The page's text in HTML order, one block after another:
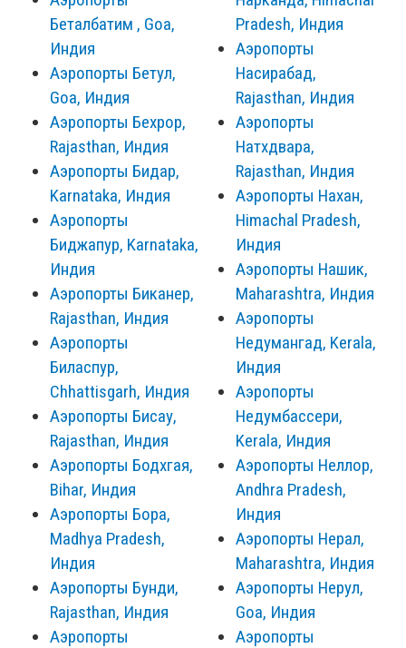
Беталбатим , Goa,
Индия
Аэропорты Бетул,
Goa, Индия
Аэропорты Бехрор,
Rajasthan, Индия
Аэропорты Бидар,
Karnataka, Индия
Аэропорты
Биджапур, Karnataka,
Индия
Аэропорты Биканер,
Rajasthan, Индия
Аэропорты
Биласпур,
Chhattisgarh, Индия
Аэропорты Бисау,
Rajasthan, Индия
Аэропорты Бодхгая,
Bihar, Индия
Аэропорты Бора,
Madhya Pradesh,
Индия
Аэропорты Бунди,
Rajasthan, Индия
Аэропорты
Pradesh, Индия
Аэропорты
Насирабад,
Rajasthan, Индия
Аэропорты
Натхдвара,
Rajasthan, Индия
Аэропорты Нахан,
Himachal Pradesh,
Индия
Аэропорты Нашик,
Maharashtra, Индия
Аэропорты
Недумангад, Kerala,
Индия
Аэропорты
Недумбассери,
Kerala, Индия
Аэропорты Неллор,
Andhra Pradesh,
Индия
Аэропорты Нерал,
Maharashtra, Индия
Аэропорты Нерул,
Goa, Индия
Аэропорты